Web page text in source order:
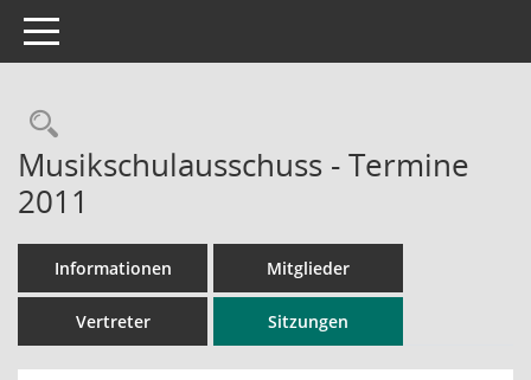
Toggle navigation
Rechercheauswahl
Musikschulausschuss - Termine
2011
Informationen Mitglieder
Vertreter Sitzungen